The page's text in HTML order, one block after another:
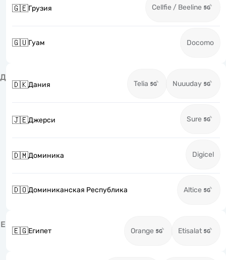
🇬🇪Грузия Cellfie / Beeline
🇬🇺Гуам Docomo
Д
🇩🇰Дания Telia Nuuuday
🇯🇪Джерси Sure
🇩🇲Доминика Digicel
🇩🇴Доминиканская Республика Altice
Е
🇪🇬Египет Orange Etisalat